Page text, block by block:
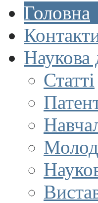
Головна
Наукова
Статті